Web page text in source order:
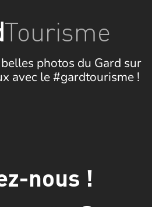
Tourisme
photos du Gard sur
avec le #gardtourisme !
nous !